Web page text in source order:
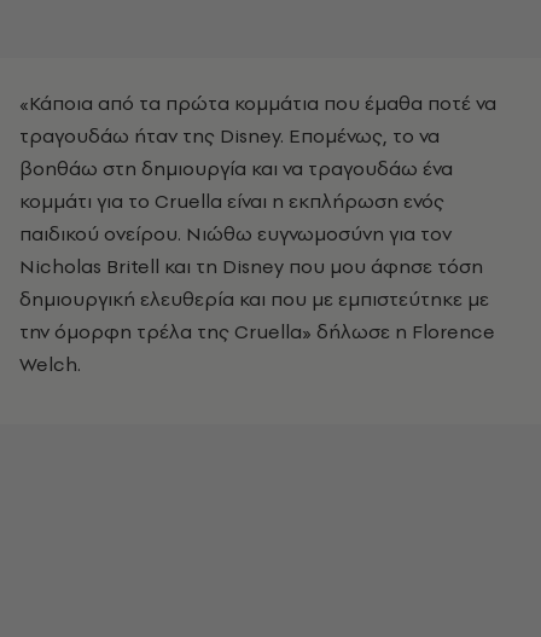
«Κάποια από τα πρώτα κομμάτια που έμαθα ποτέ να
τραγουδάω ήταν της Disney. Επομένως, το να
βοηθάω στη δημιουργία και να τραγουδάω ένα
κομμάτι για το Cruella είναι η εκπλήρωση ενός
παιδικού ονείρου. Νιώθω ευγνωμoσύνη για τον
Nicholas Britell και τη Disney που μου άφησε τόση
δημιουργική ελευθερία και που με εμπιστεύτηκε με
την όμορφη τρέλα της Cruella» δήλωσε η Florence
Welch.